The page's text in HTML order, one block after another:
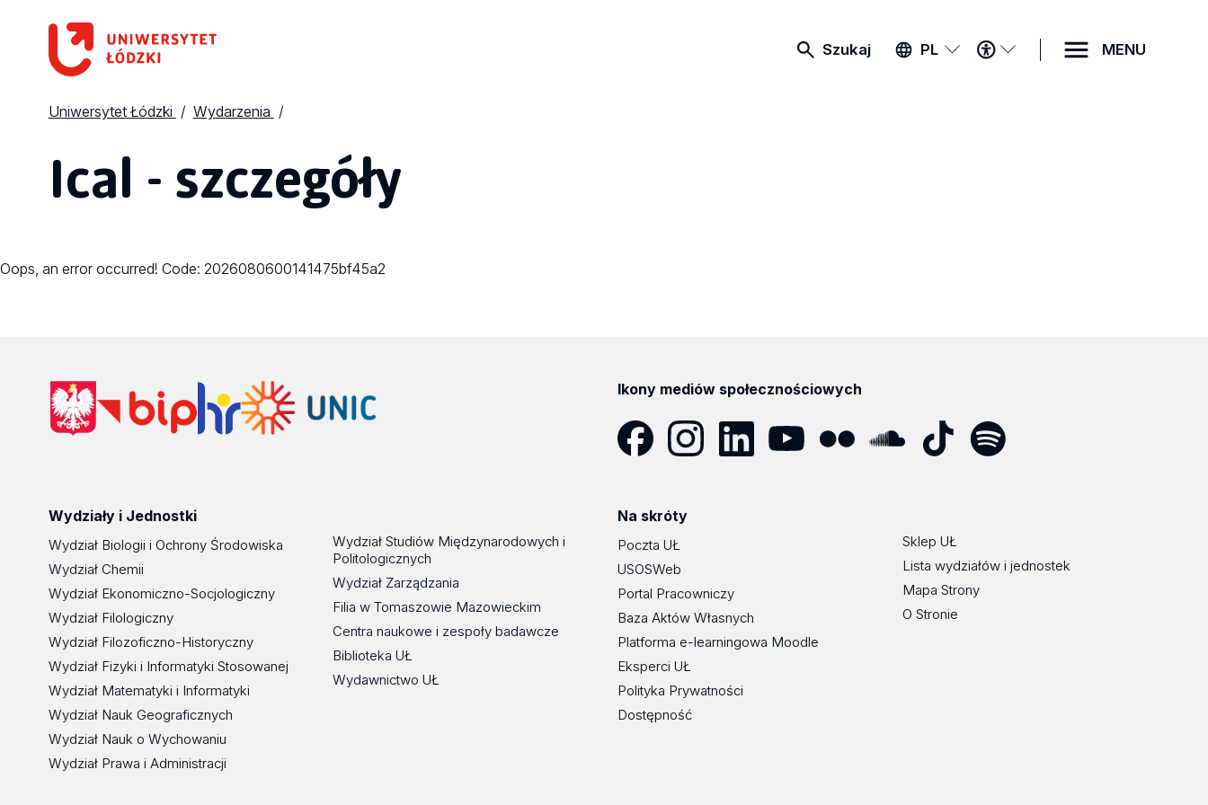
Szukaj PL
MENU
DOSTĘPNOŚCI
MENU
Uniwersytet Łódzki Wydarzenia
Ical - szczegóły
Oops, an error occurred! Code: 2026080600141475bf45a2
Ikony mediów społecznościowych
Wydziały i Jednostki
Wydział Biologii i Ochrony Środowiska
Wydział Chemii
Wydział Ekonomiczno-Socjologiczny
Wydział Filologiczny
Wydział Filozoficzno-Historyczny
Wydział Fizyki i Informatyki Stosowanej
Wydział Matematyki i Informatyki
Wydział Nauk Geograficznych
Wydział Nauk o Wychowaniu
Wydział Prawa i Administracji
Wydział Studiów Międzynarodowych i
Politologicznych
Wydział Zarządzania
Filia w Tomaszowie Mazowieckim
Centra naukowe i zespoły badawcze
Biblioteka UŁ
Wydawnictwo UŁ
Na skróty
Poczta UŁ
USOSWeb
Portal Pracowniczy
Baza Aktów Własnych
Platforma e-learningowa Moodle
Eksperci UŁ
Polityka Prywatności
Dostępność
Sklep UŁ
Lista wydziałów i jednostek
Mapa Strony
O Stronie